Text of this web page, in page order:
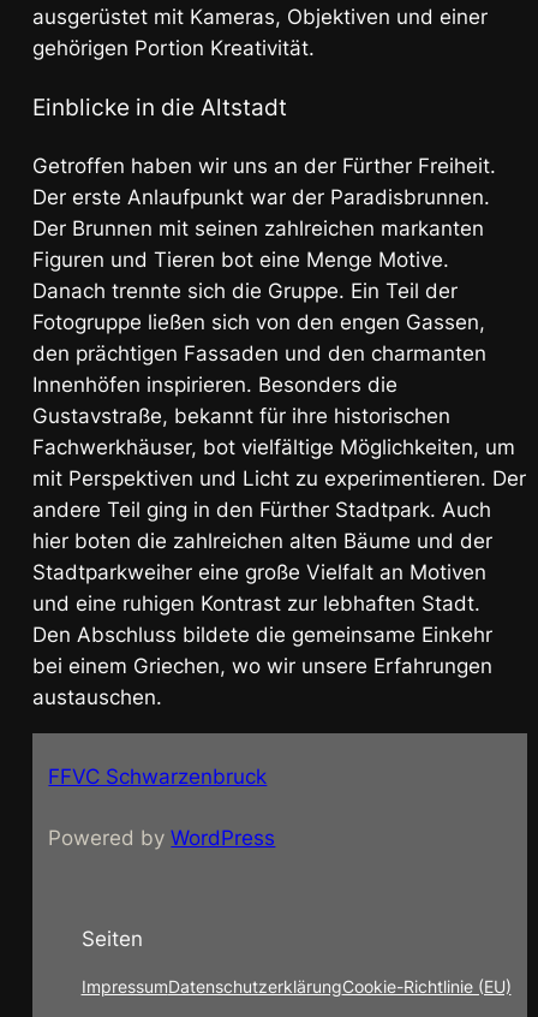
ausgerüstet mit Kameras, Objektiven und einer
gehörigen Portion Kreativität.
Einblicke in die Altstadt
Getroffen haben wir uns an der Fürther Freiheit.
Der erste Anlaufpunkt war der Paradisbrunnen.
Der Brunnen mit seinen zahlreichen markanten
Figuren und Tieren bot eine Menge Motive.
Danach trennte sich die Gruppe. Ein Teil der
Fotogruppe ließen sich von den engen Gassen,
den prächtigen Fassaden und den charmanten
Innenhöfen inspirieren. Besonders die
Gustavstraße, bekannt für ihre historischen
Fachwerkhäuser, bot vielfältige Möglichkeiten, um
mit Perspektiven und Licht zu experimentieren. Der
andere Teil ging in den Fürther Stadtpark. Auch
hier boten die zahlreichen alten Bäume und der
Stadtparkweiher eine große Vielfalt an Motiven
und eine ruhigen Kontrast zur lebhaften Stadt.
Den Abschluss bildete die gemeinsame Einkehr
bei einem Griechen, wo wir unsere Erfahrungen
austauschen.
FFVC Schwarzenbruck
Powered byWordPress
Seiten
ImpressumDatenschutzerklärungCookie-Richtlinie (EU)